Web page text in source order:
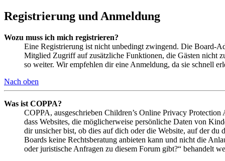
Registrierung und Anmeldung
Wozu muss ich mich registrieren?
Eine Registrierung ist nicht unbedingt zwingend. Die Board-
Mitglied Zugriff auf zusätzliche Funktionen, die Gästen nicht
so weiter. Wir empfehlen dir eine Anmeldung, da sie schnell
Nach oben
Was ist COPPA?
COPPA, ausgeschrieben Children’s Online Privacy
dass Websites, die möglicherweise persönliche Daten von
dir unsicher bist, ob dies auf dich oder die Website, auf der
Boards keine Rechtsberatung anbieten kann und nicht die
oder juristische Anfragen zu diesem Forum gibt?“ behandelt